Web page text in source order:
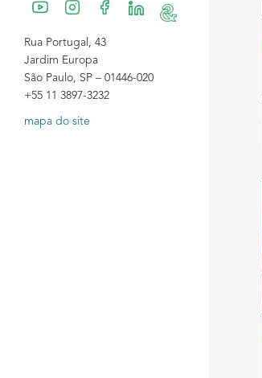
Rua Portugal, 43
Jardim Europa
São Paulo, SP – 01446-020
+55 11 3897-3232
mapa do site